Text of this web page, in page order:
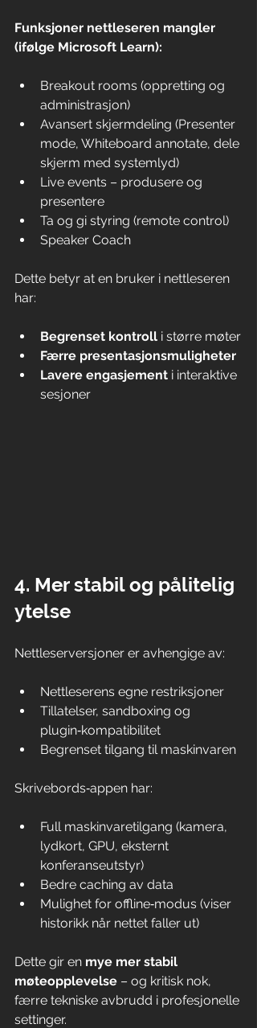
Funksjoner nettleseren mangler
(ifølge Microsoft Learn):
Breakout rooms (oppretting og
administrasjon)
Avansert skjermdeling (Presenter
mode, Whiteboard annotate, dele
skjerm med systemlyd)
Live events – produsere og
presentere
Ta og gi styring (remote control)
Speaker Coach
Dette betyr at en bruker i nettleseren
har:
Begrenset kontroll i større møter
Færre presentasjonsmuligheter
Lavere engasjement i interaktive
sesjoner
4. Mer stabil og pålitelig
ytelse
Nettleserversjoner er avhengige av:
Nettleserens egne restriksjoner
Tillatelser, sandboxing og
plugin‑kompatibilitet
Begrenset tilgang til maskinvaren
Skrivebords‑appen har:
Full maskinvaretilgang (kamera,
lydkort, GPU, eksternt
konferanseutstyr)
Bedre caching av data
Mulighet for offline‑modus (viser
historikk når nettet faller ut)
Dette gir en mye mer stabil
møteopplevelse – og kritisk nok,
færre tekniske avbrudd i profesjonelle
settinger.